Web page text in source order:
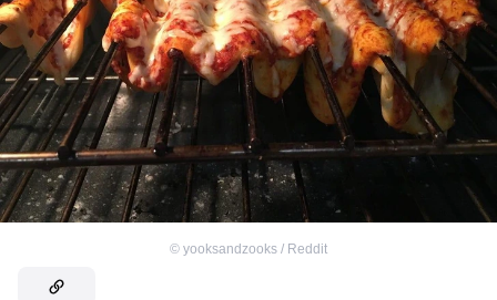
© yooksandzooks / Reddit